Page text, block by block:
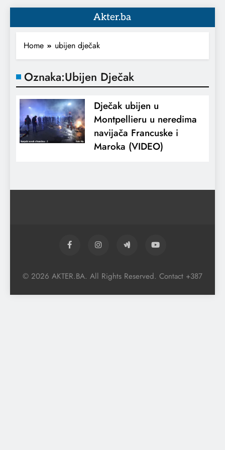
Akter.ba
Home ubijen dječak
Oznaka:Ubijen Dječak
Dječak ubijen u
Montpellieru u neredima
navijača Francuske i
Maroka (VIDEO)
© 2026 AKTER.BA. All Rights Reserved. Contact +387